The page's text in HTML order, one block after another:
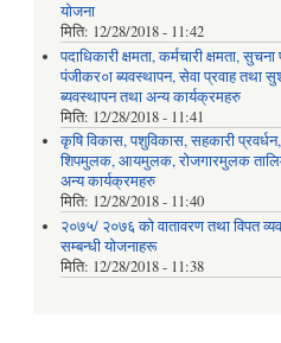
योजना
मिति: 12/28/2018 - 11:42
पदाधिकारी क्षमता, कर्मचारी क्षमता, सुचना
पंजीकर०ा ब्यवस्थापन, सेवा प्रवाह तथा
ब्यवस्थापन तथा अन्य कार्यक्रमहरु
मिति: 12/28/2018 - 11:41
कृषि विकास, पशुविकास, सहकारी प्रवर्धन,
शिपमुलक, आयमुलक, रोजगारमुलक
अन्य कार्यक्रमहरु
मिति: 12/28/2018 - 11:40
२०७५/ २०७६ को वातावरण तथा विपत
सम्बन्धी योजनाहरू
मिति: 12/28/2018 - 11:38